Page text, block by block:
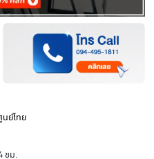
เพิ่มไปเปรียบเทียบ